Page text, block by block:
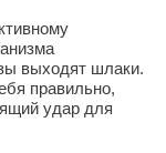
выходят шлаки.
правильно,
удар для